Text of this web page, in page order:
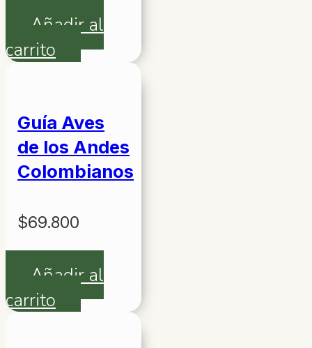
Añadir al
carrito
Guía Aves
de los Andes
Colombianos
$69.800
Añadir al
carrito